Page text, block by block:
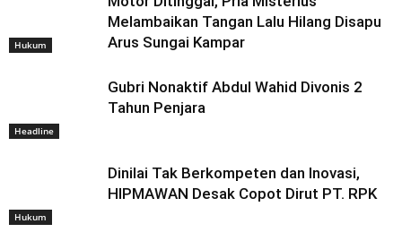
Hukum
Melambaikan Tangan Lalu Hilang Disapu
Arus Sungai Kampar
Headline
Gubri Nonaktif Abdul Wahid Divonis 2
Tahun Penjara
Hukum
Dinilai Tak Berkompeten dan Inovasi,
HIPMAWAN Desak Copot Dirut PT. RPK